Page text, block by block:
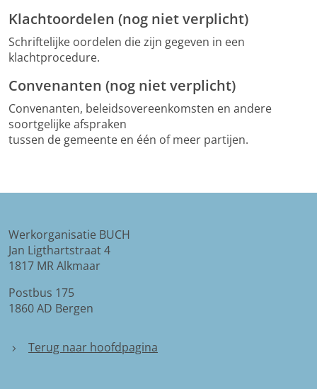
Klachtoordelen (nog niet verplicht)
Schriftelijke oordelen die zijn gegeven in een
klachtprocedure.
Convenanten (nog niet verplicht)
Convenanten, beleidsovereenkomsten en andere
soortgelijke afspraken
tussen de gemeente en één of meer partijen.
Werkorganisatie BUCH
Jan Ligthartstraat 4
1817 MR Alkmaar
Postbus 175
1860 AD Bergen
chevron_right Terug naar hoofdpagina